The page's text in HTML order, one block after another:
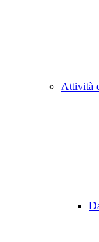
Attività